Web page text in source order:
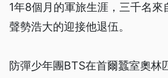
1年8個月的軍旅生涯，三千名來
聲勢浩大的迎接他退伍。
防彈少年團BTS在首爾蠶室奧林